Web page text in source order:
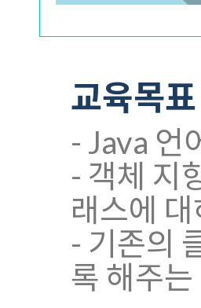
교육목표
- Java 언
- 객체 지
래스에
- 기존의
록 해주